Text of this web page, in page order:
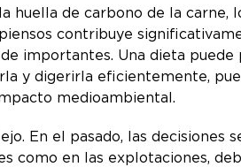
de carbono de la carne,
contribuye
importantes. Una dieta
y digerirla eficientemente,
medioambiental.
En el pasado, las decisiones
como en las explotaciones,